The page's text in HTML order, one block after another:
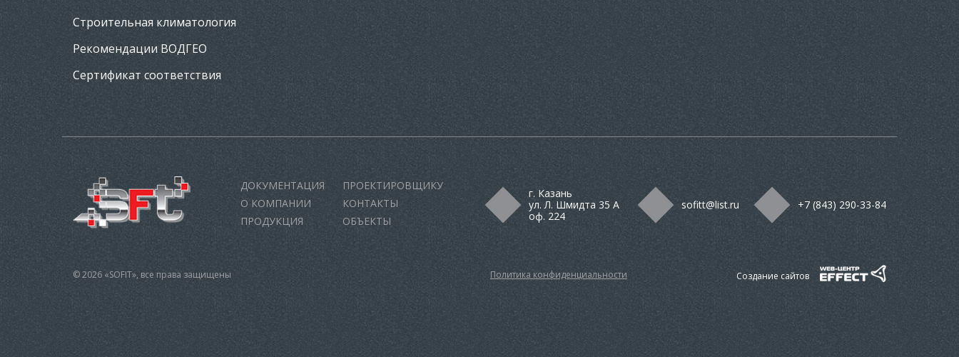
Строительная климатология
Рекомендации ВОДГЕО
Сертификат соответствия
ДОКУМЕНТАЦИЯ
О КОМПАНИИ
ПРОДУКЦИЯ
ПРОЕКТИРОВЩИКУ
КОНТАКТЫ
ОБЪЕКТЫ
г. Казань
ул. Л. Шмидта 35 А
оф. 224
sofitt@list.ru +7 (843) 290-33-84
© 2026 «SOFIT», все права защищены Политика конфиденциальности Создание сайтов